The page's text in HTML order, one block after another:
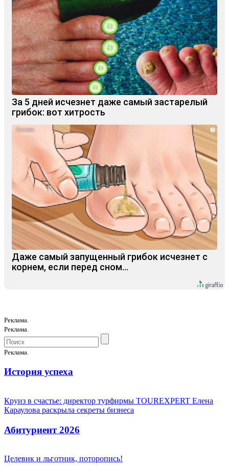
За 5 дней исчезнет даже самый застарелый
грибок: вот хитрость
i
Даже самый запущенный грибок исчезнет с
корнем, если перед сном…
Реклама.
Реклама.
Реклама.
История успеха
Круиз в счастье: директор турфирмы TOUREXPERT Елена
Караулова раскрыла секреты бизнеса
Абитуриент 2026
Целевик и льготник, поторопись!